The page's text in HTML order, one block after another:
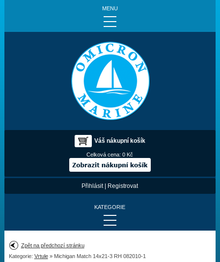
MENU
Váš nákupní košík
Celková cena:0 Kč
Přihlásit| Registrovat
KATEGORIE
Provedení:
Zpět na předchozí stránku
Kategorie: Vrtule» Michigan Match 14x21-3 RH 082010-1